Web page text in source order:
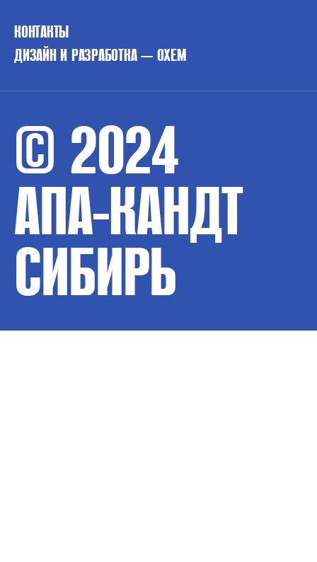
КОНТАКТЫ
ДИЗАЙН И РАЗРАБОТКА — OXEM
© 2024
АПА-КАНДТ
СИБИРЬ